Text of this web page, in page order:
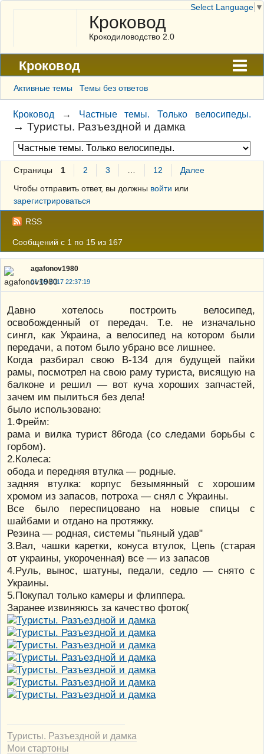
Кроковод
Крокодиловодство 2.0
Кроковод
Форум
Архив
ГАЛЕРЕЯ
Правила
Поиск
Регистрация
Вход
Активные темы Темы без ответов
Кроковод → Частные темы. Только велосипеды.
→Туристы. Разъездной и дамка
Страницы 1 2 3 12
Далее
Чтобы отправить ответ, вы должны войти или
зарегистрироваться
RSS
Сообщений с 1 по 15 из 167
agafonov1980
01-08-2017 22:37:19
Давно хотелось построить велосипед,
освобожденный от передач. Т.е. не изначально
сингл, как Украина, а велосипед на котором были
передачи, а потом было убрано все лишнее.
Когда разбирал свою В-134 для будущей пайки
рамы, посмотрел на свою раму туриста, висящую на
балконе и решил — вот куча хороших запчастей,
зачем им пылиться без дела!
было использовано:
1.Фрейм:
рама и вилка турист 86года (со следами борьбы с
горбом).
2.Колеса:
обода и передняя втулка — родные.
задняя втулка: корпус безымянный с хорошим
хромом из запасов, потроха — снял с Украины.
Все было переспицовано на новые спицы с
шайбами и отдано на протяжку.
Резина — родная, системы "пьяный удав"
3.Вал, чашки каретки, конуса втулок, Цепь (старая
от украины, укороченная) все — из запасов
4.Руль, вынос, шатуны, педали, седло — снято с
Украины.
5.Покупал только камеры и флиппера.
Заранее извиняюсь за качество фоток(
Туристы. Разъездной и дамка
Мои стартоны
Select Language ▼